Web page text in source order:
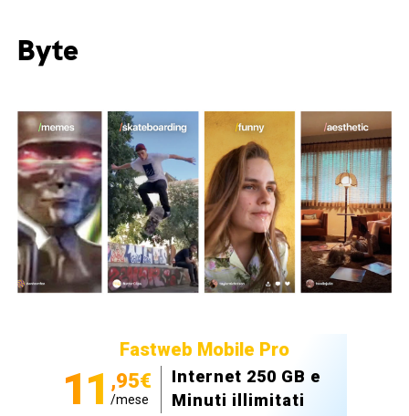
Byte
Fastweb Mobile Pro
11 ,95€
/mese
Internet 250 GB e
Minuti illimitati